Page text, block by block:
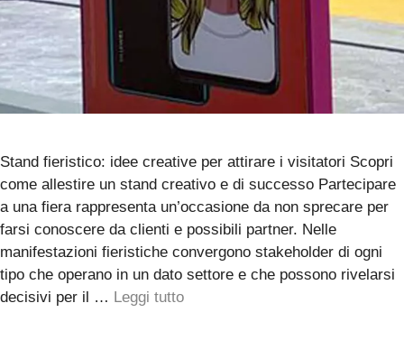
Stand fieristico: idee creative per attirare i visitatori Scopri
come allestire un stand creativo e di successo Partecipare
a una fiera rappresenta un’occasione da non sprecare per
farsi conoscere da clienti e possibili partner. Nelle
manifestazioni fieristiche convergono stakeholder di ogni
tipo che operano in un dato settore e che possono rivelarsi
decisivi per il … Leggi tutto